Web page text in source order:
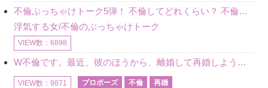
不倫ぶっちゃけトーク5弾！ 不倫してどれくらい？ 不倫のあれこれを、なんでもどうぞ♪♪
浮気する女/不倫のぶっちゃけトーク
VIEW数：6898
W不倫です。最近、彼のほうから、離婚して再婚しよう、と言ってきました。ハッキリいうと、そこまでは考えていませんでした。彼を好きな気持ちはあるし、彼なしの生活は考えられません。だけど、離婚して再婚すると
VIEW数：9871 プロポーズ 不倫 再婚